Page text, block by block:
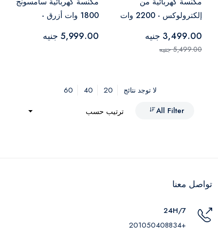
إلكترولوكس - 2200 وات
3,499.00 جنيه
5,499.00 جنيه
1800 وات أزرق -
5,999.00 جنيه
لا توجد نتائج 20
40
60
All Filter
ترتيب حسب
تواصل معنا
24H/7
+201050408834